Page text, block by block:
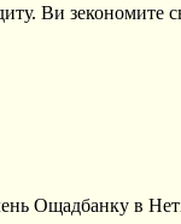
Ви зекономите
Ощадбанку в